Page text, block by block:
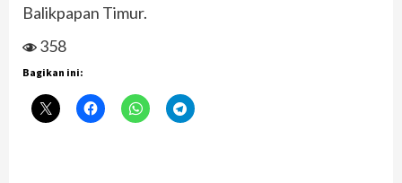
Balikpapan Timur.
358
Bagikan ini: